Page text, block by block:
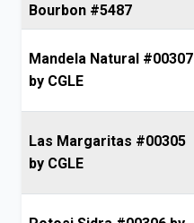
Bourbon #5487
Mandela Natural #00307
by CGLE
Las Margaritas #00305
by CGLE